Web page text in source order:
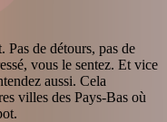
de détours, pas de
vous le sentez. Et vice
aussi. Cela
villes des Pays-Bas où